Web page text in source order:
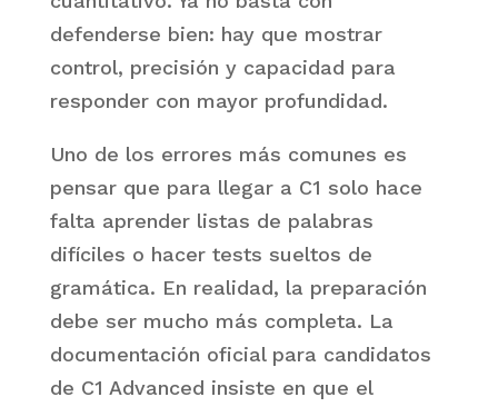
defenderse bien: hay que mostrar
control, precisión y capacidad para
responder con mayor profundidad.
Uno de los errores más comunes es
pensar que para llegar a C1 solo hace
falta aprender listas de palabras
difíciles o hacer tests sueltos de
gramática. En realidad, la preparación
debe ser mucho más completa. La
documentación oficial para candidatos
de C1 Advanced insiste en que el